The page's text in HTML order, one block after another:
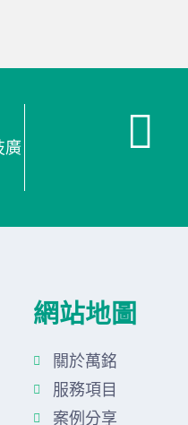
廣
網站地圖
關於萬銘
服務項目
案例分享